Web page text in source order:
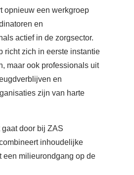
opnieuw een werkgroep
en
actief in de zorgsector.
richt zich in eerste instantie
maar ook professionals uit
en
zijn van harte
door bij ZAS
inhoudelijke
een milieurondgang op de